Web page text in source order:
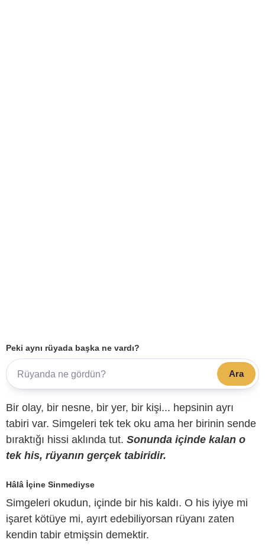
Peki aynı rüyada başka ne vardı?
Ara
Bir olay, bir nesne, bir yer, bir kişi... hepsinin ayrı
tabiri var. Simgeleri tek tek oku ama her birinin sende
bıraktığı hissi aklında tut. Sonunda içinde kalan o
tek his, rüyanın gerçek tabiridir.
Hâlâ İçine Sinmediyse
Simgeleri okudun, içinde bir his kaldı. O his iyiye mi
işaret kötüye mi, ayırt edebiliyorsan rüyanı zaten
kendin tabir etmişsin demektir.